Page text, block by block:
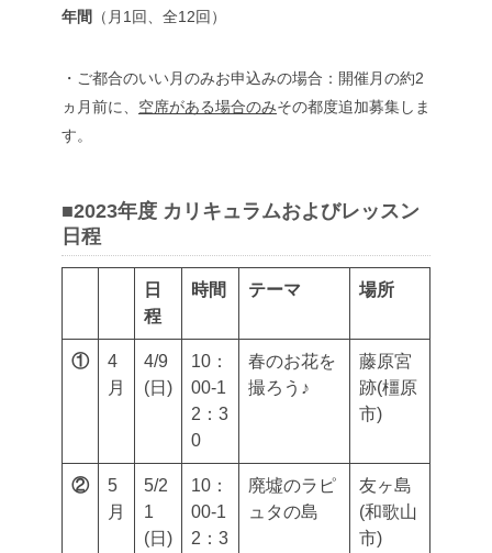
年間
（月1回、全12回）
・ご都合のいい月のみお申込みの場合：開催月の約2
ヵ月前に、 空席がある場合のみその都度追加募集しま
す。
■2023年度 カリキュラムおよびレッスン
日程
日
程
時間 テーマ 場所
①
4
月
4/9
(日)
10：
00-1
2：3
0
春のお花を
撮ろう♪
藤原宮
跡(橿原
市)
②
5
月
5/2
1
(日)
10：
00-1
2：3
廃墟のラピ
ュタの島
友ヶ島
(和歌山
市)